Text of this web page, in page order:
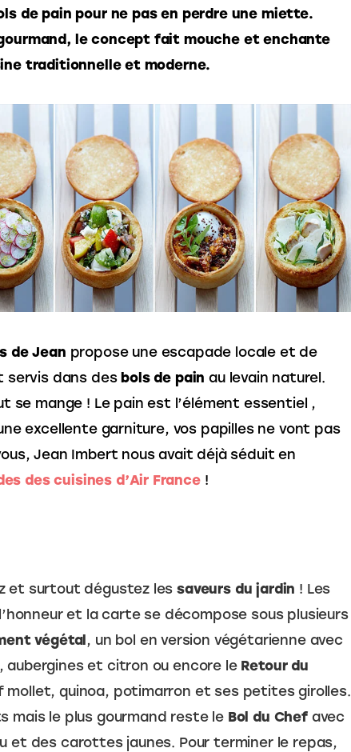
de pain pour ne pas en perdre une miette.
le concept fait mouche et enchante
traditionnelle et moderne.
de Jean propose une escapade locale et de
servis dans des bols de pain au levain naturel.
se mange ! Le pain est l’élément essentiel ,
excellente garniture, vos papilles ne vont pas
Jean Imbert nous avait déjà séduit en
des cuisines d’Air France !
et surtout dégustez les saveurs du jardin ! Les
et la carte se décompose sous plusieurs
végétal , un bol en version végétarienne avec
et citron ou encore le Retour du
quinoa, potimarron et ses petites girolles.
mais le plus gourmand reste le Bol du Chef avec
et des carottes jaunes. Pour terminer le repas,